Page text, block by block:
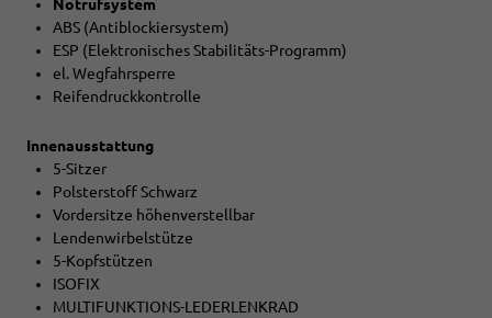
Notrufsystem
ABS (Antiblockiersystem)
ESP (Elektronisches Stabilitäts-Programm)
el. Wegfahrsperre
Reifendruckkontrolle
Innenausstattung
5-Sitzer
Polsterstoff Schwarz
Vordersitze höhenverstellbar
Lendenwirbelstütze
5-Kopfstützen
ISOFIX
MULTIFUNKTIONS-LEDERLENKRAD